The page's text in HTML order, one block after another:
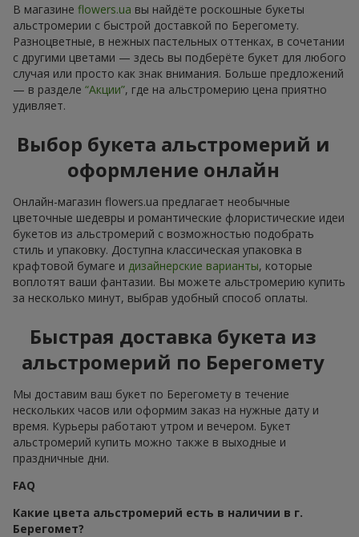
В магазине flowers.ua вы найдёте роскошные букеты
альстромерии с быстрой доставкой по Берегомету.
Разноцветные, в нежных пастельных оттенках, в сочетании
с другими цветами — здесь вы подберёте букет для любого
случая или просто как знак внимания. Больше предложений
— в разделе “Акции”, где на альстромерию цена приятно
удивляет.
Выбор букета альстромерий и
оформление онлайн
Онлайн-магазин flowers.ua предлагает необычные
цветочные шедевры и романтические флористические идеи
букетов из альстромерий с возможностью подобрать
стиль и упаковку. Доступна классическая упаковка в
крафтовой бумаге и дизайнерские варианты, которые
воплотят ваши фантазии. Вы можете альстромерию купить
за несколько минут, выбрав удобный способ оплаты.
Быстрая доставка букета из
альстромерий по Берегомету
Мы доставим ваш букет по Берегомету в течение
нескольких часов или оформим заказ на нужные дату и
время. Курьеры работают утром и вечером. Букет
альстромерий купить можно также в выходные и
праздничные дни.
FAQ
Какие цвета альстромерий есть в наличии в г.
Берегомет?